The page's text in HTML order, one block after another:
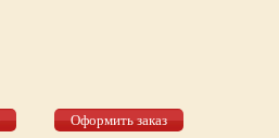
Оформить заказ